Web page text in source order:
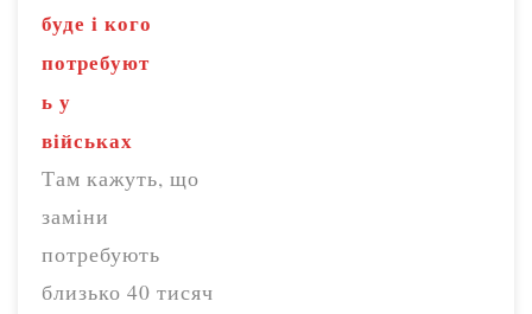
буде і кого
потребуют
ь у
військах
Там кажуть, що
заміни
потребують
близько 40 тисяч